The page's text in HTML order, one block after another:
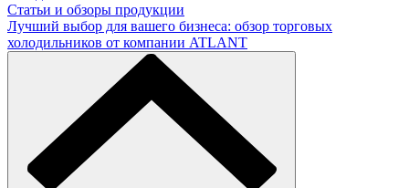
Статьи и обзоры продукции
Лучший выбор для вашего бизнеса: обзор торговых
холодильников от компании ATLANT